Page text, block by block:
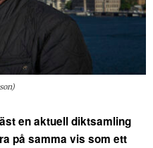
en aktuell diktsamling
på samma vis som ett